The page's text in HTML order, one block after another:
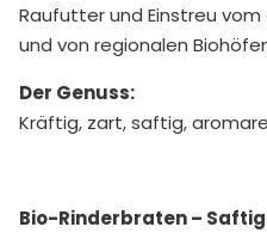
Raufutter und Einstreu
und von regionalen
Der Genuss:
Kräftig, zart, saftig,
Bio-Rinderbraten –